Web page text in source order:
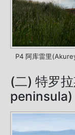
P4 阿库雷里
(二) 特罗
peninsula)